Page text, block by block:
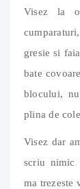
Visez la
gresie si
bate
blocului,
plina de
Visez dar
scriu nimic
ma trezeste